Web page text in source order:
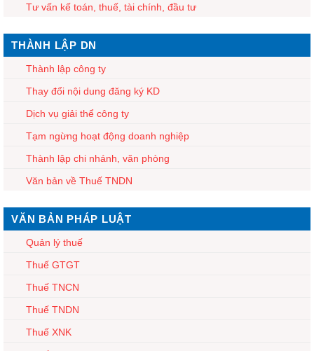
Tư vấn kế toán, thuế, tài chính, đầu tư
THÀNH LẬP DN
Thành lập công ty
Thay đổi nội dung đăng ký KD
Dịch vụ giải thể công ty
Tạm ngừng hoạt động doanh nghiệp
Thành lập chi nhánh, văn phòng
Văn bản về Thuế TNDN
VĂN BẢN PHÁP LUẬT
Quản lý thuế
Thuế GTGT
Thuế TNCN
Thuế TNDN
Thuế XNK